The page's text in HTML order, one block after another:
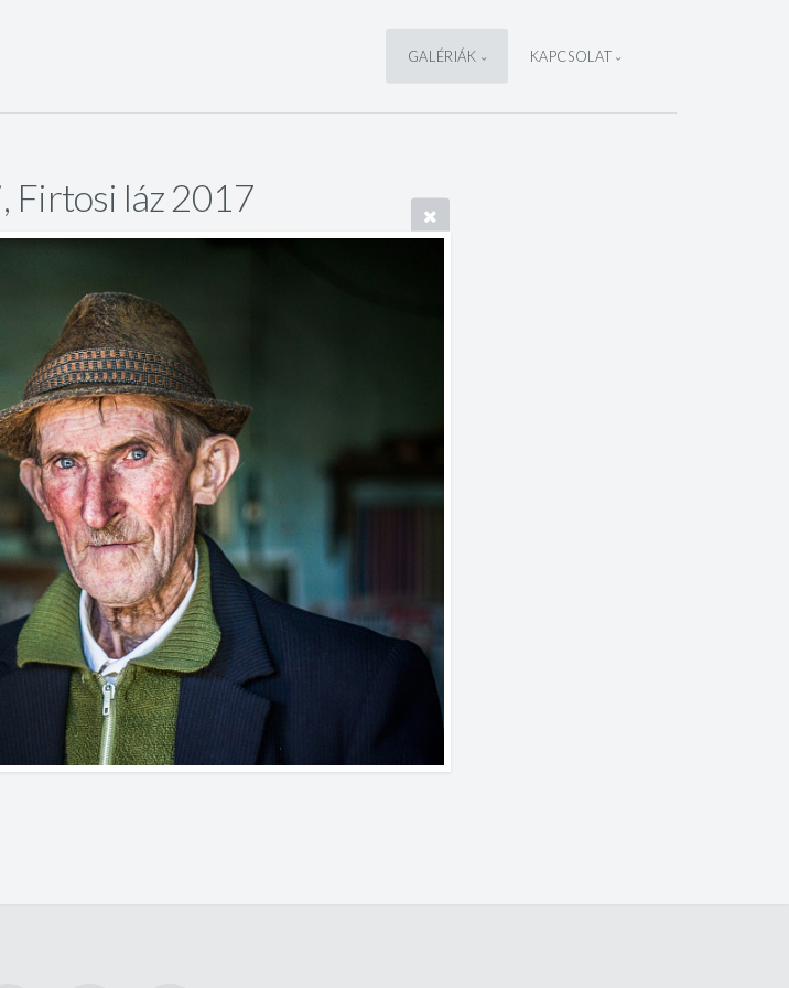
GALÉRIÁK KAPCSOLAT
Firtosi láz 2017